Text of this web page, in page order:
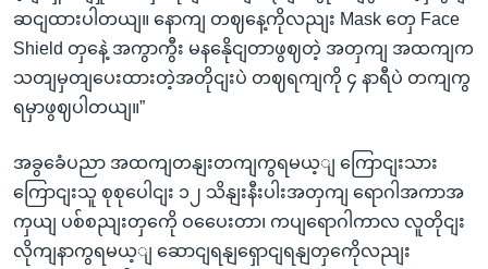
ဆငျထားပါတယျ။ နောကျ တဈ‌နေ့ကိုလညျး Mask တှေ Face
Shield တှနေဲ့ အကွာကွီး မနနေိုငျတာဖွဈတဲ့ အတှကျ အထကျက
သတျမှတျပေးထားတဲ့အတိုငျးပဲ တဈရကျကို ၄ နာရီပဲ တကျကွ
ရမှာဖွဈပါတယျ။”
အခွခေံပညာ အထကျတနျးတကျကွရမယ့ျ ကြောငျးသား
ကြောငျးသူ စုစုပေါငျး ၁၂ သိနျးနီးပါးအတှကျ ရောဂါအကာအ
ကှယျ ပစ်စညျးတှကေို ဝပေေးတာ၊ ကပျရောဂါကာလ လူတိုငျး
လိုကျနာကွရမယ့ျ ‌ဆောငျရနျရှောငျရနျတှကေိုလညျး